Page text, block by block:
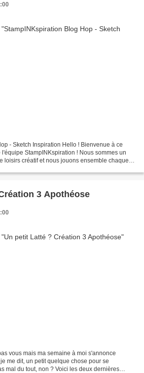
- Sketch Inspiration Hello ! Bienvenue à ce
StampINKspiration ! Nous sommes un
loisirs créatif et nous jouons ensemble chaque
3 Apothéose
vous mais ma semaine à moi s'annonce
me dit, un petit quelque chose pour se
mal du tout, non ? Voici les deux dernières